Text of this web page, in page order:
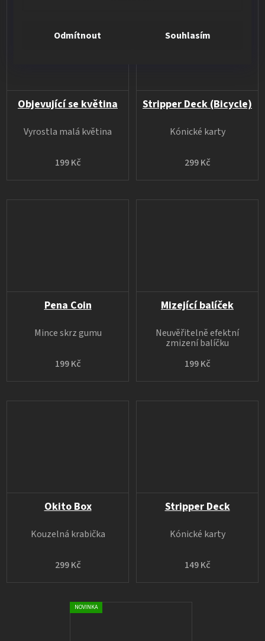
Odmítnout Souhlasím
Objevující se květina
199 Kč
Vyrostla malá květina
Stripper Deck (Bicycle)
299 Kč
Kónické karty
Pena Coin
199 Kč
Mince skrz gumu
Mizející balíček
199 Kč
Neuvěřitelně efektní
zmizení balíčku
Okito Box
299 Kč
Kouzelná krabička
Stripper Deck
149 Kč
Kónické karty
NOVINKA